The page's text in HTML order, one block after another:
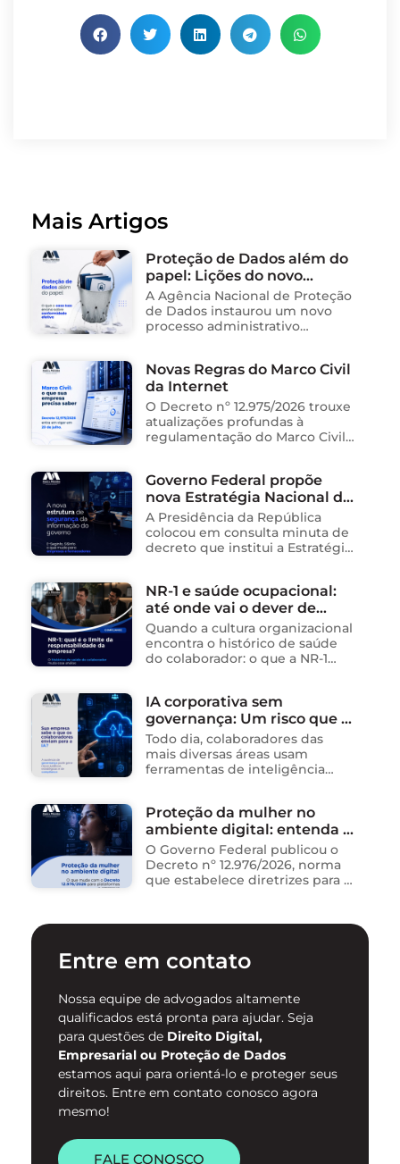
Mais Artigos
Proteção de Dados além do
papel: Lições do novo
processo sancionador da
ANPD
A Agência Nacional de Proteção
de Dados instaurou um novo
processo administrativo
organização social responsável
pela gestão de unidades
públicas de saúde …
Novas Regras do Marco Civil
da Internet
O Decreto nº 12.975/2026 trouxe
atualizações profundas à
regulamentação do Marco Civil
operações de empresas de
tecnologia no Brasil. Para ajudar
na …
Governo Federal propõe
nova Estratégia Nacional de
Segurança da Informação e
cria sistema integrado de
governança para órgãos
A Presidência da República
colocou em consulta minuta de
decreto que institui a Estratégia
Sistema Integrado de
Segurança da Informação
(SISInfo), estabelecendo …
NR-1 e saúde ocupacional:
até onde vai o dever de
cuidado da empresa?
Quando a cultura organizacional
encontra o histórico de saúde
do colaborador: o que a NR-1
um dos ambientes mais
propícios para …
IA corporativa sem
governança: Um risco que já
está acontecendo
Todo dia, colaboradores das
mais diversas áreas usam
ferramentas de inteligência
dados, redigem e-mails, geram
relatórios. O problema não está
na ferramenta. Está …
Proteção da mulher no
ambiente digital: entenda o
novo Decreto nº 12.976/2026
O Governo Federal publicou o
Decreto nº 12.976/2026, norma
que estabelece diretrizes para a
enfrentamento da violência
digital. …
Entre em contato
Nossa equipe de advogados altamente
qualificados está pronta para ajudar. Seja
para questões de Direito Digital,
Empresarial ou Proteção de Dados
estamos aqui para orientá-lo e proteger seus
direitos. Entre em contato conosco agora
mesmo!
FALE CONOSCO